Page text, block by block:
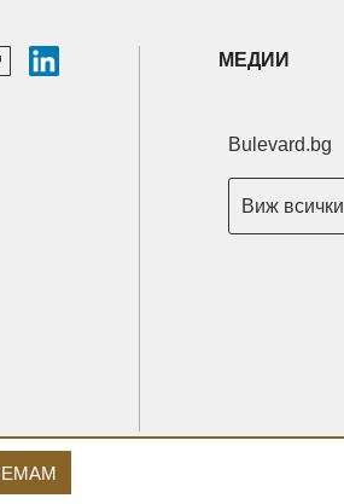
МЕДИИ
Bulevard.bg
Виж всички
© 2026 Ксениум ООД. Всички права запазени.